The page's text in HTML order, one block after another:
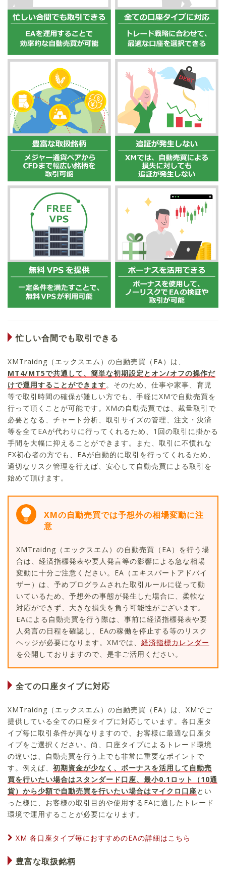
忙しい合間でも取引できる
XMTraidng（エックスエム）の自動売買（EA）は、
MT4/MT5で共通して、簡単な初期設定とオン/オフの操作だ
けで運用することができます。そのため、仕事や家事、育児
等で取引時間の確保が難しい方でも、手軽にXMで自動売買を
行って頂くことが可能です。XMの自動売買では、裁量取引で
必要となる、チャート分析、取引サイズの管理、注文・決済
等を全てEAが代わりに行ってくれるため、1回の取引に掛かる
手間を大幅に抑えることができます。また、取引に不慣れな
FX初心者の方でも、EAが自動的に取引を行ってくれるため、
適切なリスク管理を行えば、安心して自動売買による取引を
始めて頂けます。
XMの自動売買では予想外の相場変動に注
意
XMTraidng（エックスエム）の自動売買（EA）を行う場
合は、経済指標発表や要人発言等の影響による急な相場
変動に十分ご注意ください。EA（エキスパートアドバイ
ザー）は、予めプログラムされた取引ルールに従って動
いているため、予想外の事態が発生した場合に、柔軟な
対応ができず、大きな損失を負う可能性がございます。
EAによる自動売買を行う際は、事前に経済指標発表や要
人発言の日程を確認し、EAの稼働を停止する等のリスク
ヘッジが必要になります。XMでは、 経済指標カレンダー
を公開しておりますので、是非ご活用ください。
全ての口座タイプに対応
XMTraidng（エックスエム）の自動売買（EA）は、XMでご
提供している全ての口座タイプに対応しています。各口座タ
イプ毎に取引条件が異なりますので、お客様に最適な口座タ
イプをご選択ください。尚、口座タイプによるトレード環境
の違いは、自動売買を行う上でも非常に重要なポイントで
す。例えば、 初期資金が少なく、ボーナスを活用して自動売
買を行いたい場合はスタンダード口座、最小0.1ロット（10通
貨）から少額で自動売買を行いたい場合はマイクロ口座とい
った様に、お客様の取引目的や使用するEAに適したトレード
環境で運用することが必要になります。
XM 各口座タイプ毎におすすめのEAの詳細はこちら
豊富な取扱銘柄